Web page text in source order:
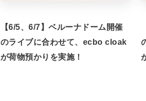
【6/5、6/7】ベルーナドーム開催
のライブに合わせて、ecbo cloak
が荷物預かりを実施！